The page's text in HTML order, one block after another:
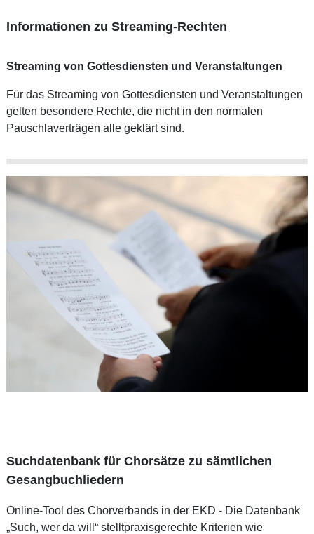
Informationen zu Streaming-Rechten
Streaming von Gottesdiensten und Veranstaltungen
Für das Streaming von Gottesdiensten und Veranstaltungen
gelten besondere Rechte, die nicht in den normalen
Pauschlaverträgen alle geklärt sind.
Suchdatenbank für Chorsätze zu sämtlichen
Gesangbuchliedern
Online-Tool des Chorverbands in der EKD - Die Datenbank
„Such, wer da will“ stelltpraxisgerechte Kriterien wie